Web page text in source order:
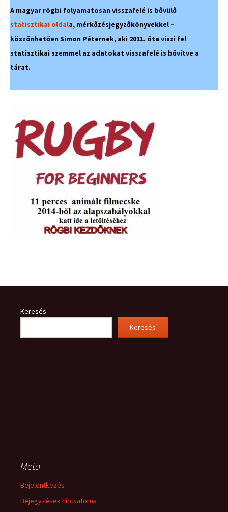
A magyar rögbi folyamatosan visszafelé is bővülő
statisztikai oldala, mérkőzésjegyzőkönyvekkel –
köszönhetően Simon Péternek, aki 2011. óta viszi fel
statisztikai szemmel az adatokat visszafelé is bővítve a
tárat.
Keresés
Keresés
Meta
Bejelentkezés
Bejegyzések hírcsatorna